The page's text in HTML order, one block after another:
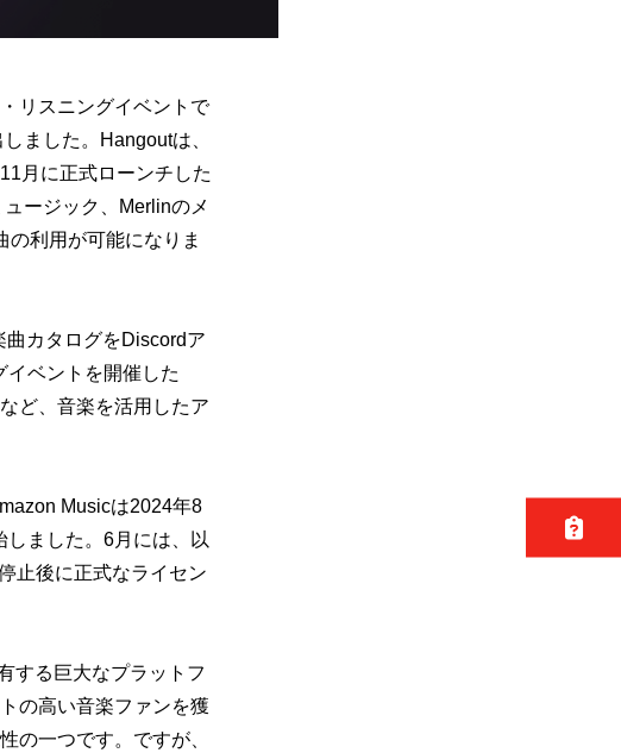
リスニングイベントで
ました。Hangoutは、
月に正式ローンチした
ージック、Merlinのメ
の利用が可能になりま
カタログをDiscordア
ベントを開催した
ど、音楽を活用したア
Musicは2024年8
ました。6月には、以
止後に正式なライセン
する巨大なプラットフ
の高い音楽ファンを獲
の一つです。ですが、